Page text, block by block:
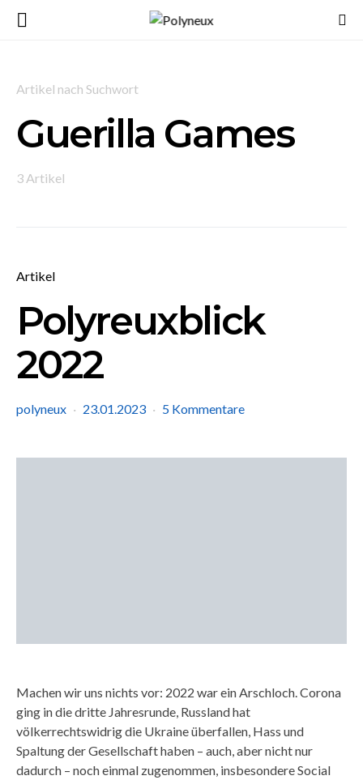
Artikel nach Suchwort
Guerilla Games
3 Artikel
Artikel
Polyreuxblick
2022
polyneux 23.01.2023 5 Kommentare
Machen wir uns nichts vor: 2022 war ein Arschloch. Corona
ging in die dritte Jahresrunde, Russland hat
völkerrechtswidrig die Ukraine überfallen, Hass und
Spaltung der Gesellschaft haben – auch, aber nicht nur
dadurch – noch einmal zugenommen, insbesondere Social